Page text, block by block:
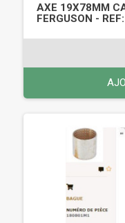
AXE 19X78MM
FERGUSON -